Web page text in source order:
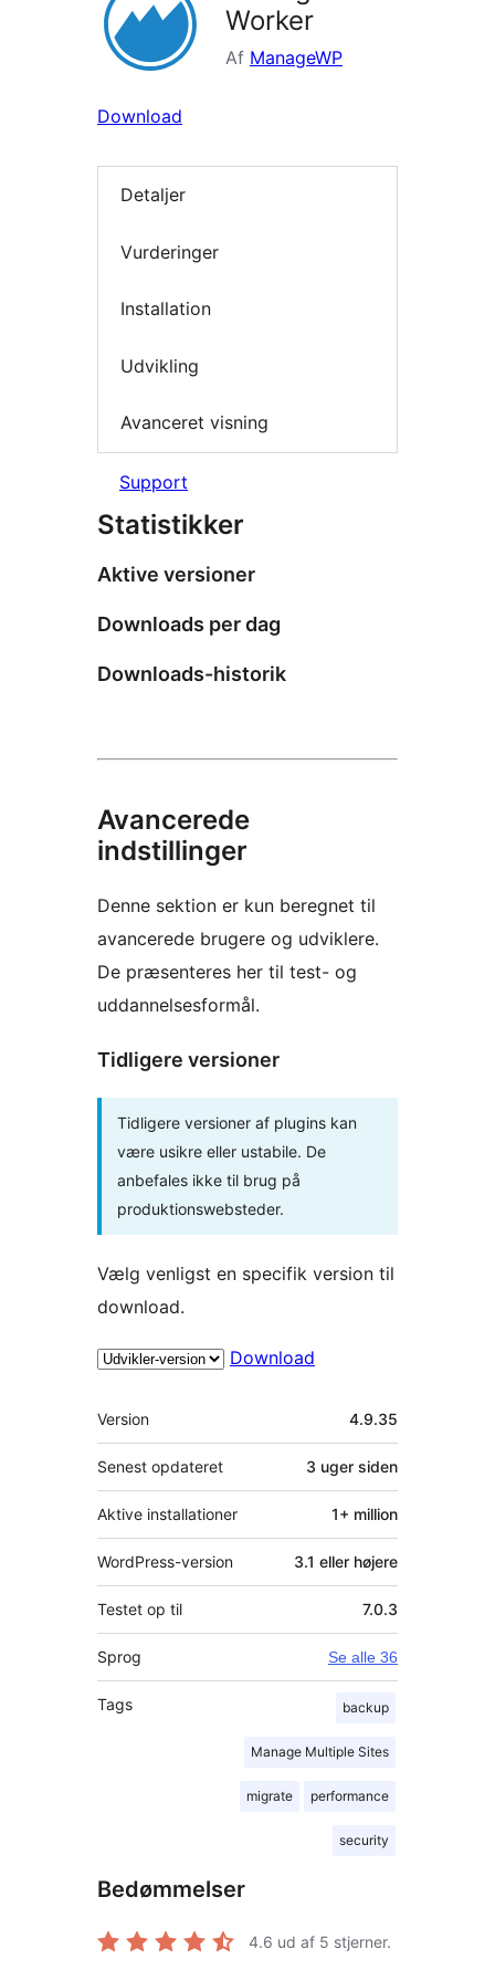
Worker
Af ManageWP
Download
Detaljer
Vurderinger
Installation
Udvikling
Avanceret visning
Support
Statistikker
Aktive versioner
Downloads per dag
Downloads-historik
Avancerede
indstillinger
Denne sektion er kun beregnet til
avancerede brugere og udviklere.
De præsenteres her til test- og
uddannelsesformål.
Tidligere versioner
Tidligere versioner af plugins kan
være usikre eller ustabile. De
anbefales ikke til brug på
produktionswebsteder.
Vælg venligst en specifik version til
download.
Download
Meta
Version 4.9.35
Senest opdateret 3 uger siden
Aktive installationer 1+ million
WordPress-version 3.1 eller højere
Testet op til 7.0.3
Sprog Se alle 36
Tags backup
Manage Multiple Sites
migrate performance
security
Bedømmelser
4.6 ud af 5 stjerner.